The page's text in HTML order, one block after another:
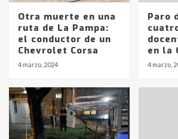
Otra muerte en una
ruta de La Pampa:
el conductor de un
Chevrolet Corsa
4 marzo, 2024
Paro
en la
4 marzo,
3
pampeanos que fueron
en la mañana del lunes
Accidente en Ruta 5: